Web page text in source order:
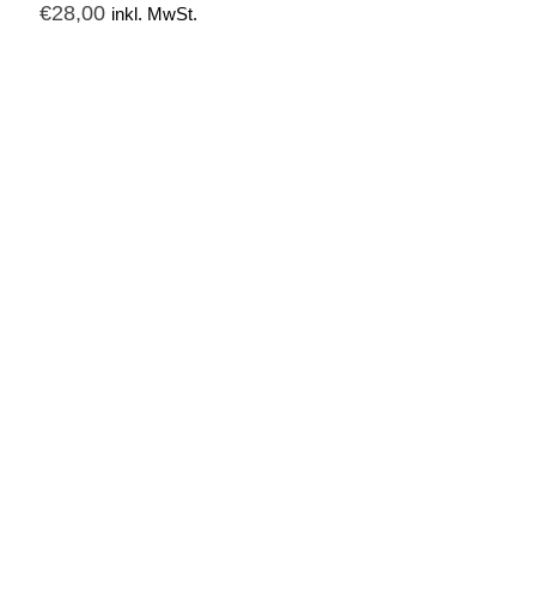
€28,00 inkl. MwSt.